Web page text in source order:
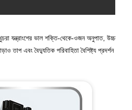
যন্ত্রাংশের ভাল শক্তি-থেকে-ওজন অনুপাত, উচ্চ
তাপ এবং বৈদ্যুতিক পরিবাহিতা বৈশিষ্ট্য প্রদর্শন